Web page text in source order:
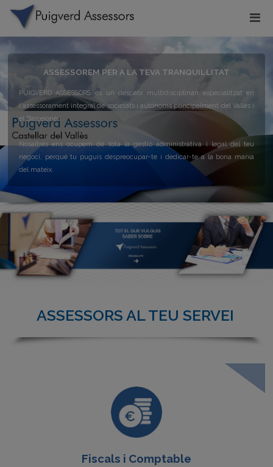
ASSESSOREM PER A LA TEVA TRANQUIL·LITAT
PUIGVERD ASSESSORS és un despatx multidisciplinari especialitzat en
l'assessorament integral de societats i autònoms principalment del Vallès i
el Barcelonès.
Nosaltres ens ocupem de tota la gestió administrativa i legal del teu
negoci, perquè tu puguis despreocupar-te i dedicar-te a la bona marxa
del mateix.
ASSESSORS AL TEU SERVEI
Fiscals i Comptable